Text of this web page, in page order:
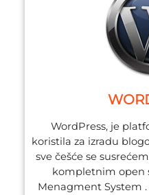
WordPress, je
koristila za izradu
sve češće se
kompletnim open
Menagment System